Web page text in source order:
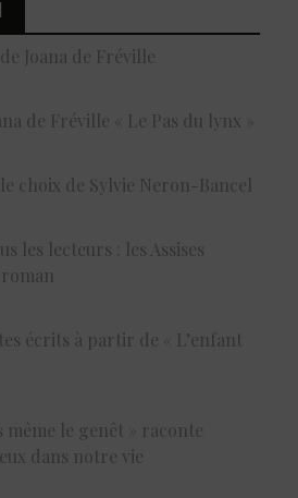
Joana de Fréville
de Fréville « Le Pas du lynx »
choix de Sylvie Neron-Bancel
les lecteurs : les Assises
écrits à partir de « L’enfant
même le genêt » raconte
dans notre vie